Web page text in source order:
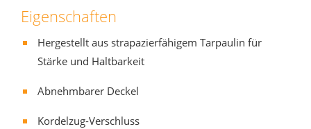
Eigenschaften
Hergestellt aus strapazierfähigem Tarpaulin für
Stärke und Haltbarkeit
Abnehmbarer Deckel
Kordelzug-Verschluss